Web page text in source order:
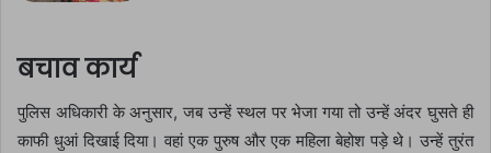
बचाव कार्य
पुलिस अधिकारी के अनुसार, जब उन्हें स्थल पर भेजा गया तो उन्हें अंदर घुसते ही
काफी धुआं दिखाई दिया। वहां एक पुरुष और एक महिला बेहोश पड़े थे। उन्हें तुरंत